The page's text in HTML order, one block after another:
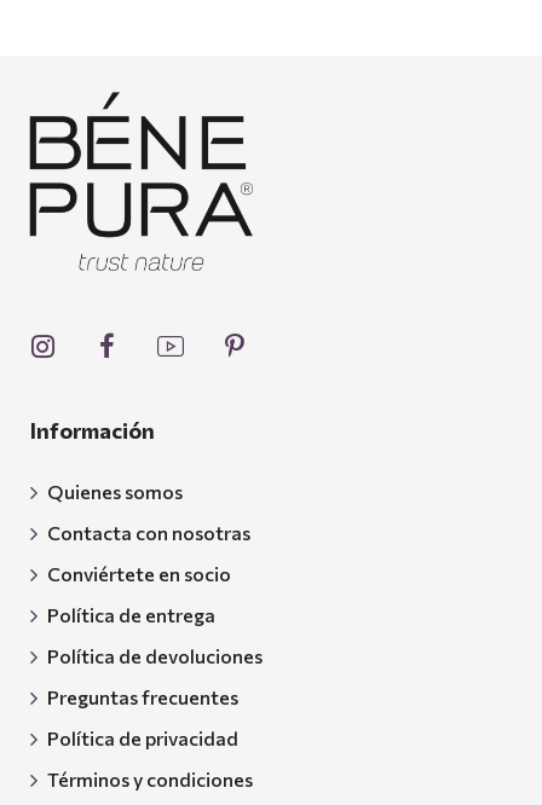
Información
Quienes somos
Contacta con nosotras
Conviértete en socio
Política de entrega
Política de devoluciones
Preguntas frecuentes
Política de privacidad
Términos y condiciones